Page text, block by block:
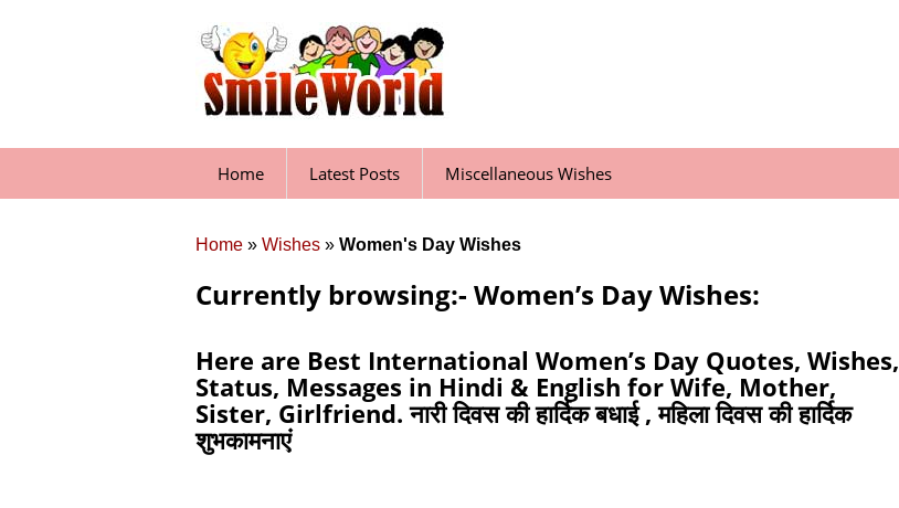
Home Latest Posts Miscellaneous Wishes
Home » Wishes » Women's Day Wishes
Currently browsing:- Women’s Day Wishes:
Here are Best International Women’s Day Quotes, Wishes,
Status, Messages in Hindi & English for Wife, Mother,
Sister, Girlfriend. नारी दिवस की हार्दिक बधाई , महिला दिवस की हार्दिक
शुभकामनाएं